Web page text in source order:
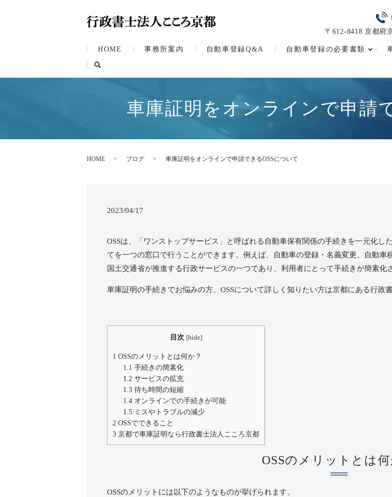
HOME 事務所案内 自動車登録Q&A 自動車登録の必要書類
〒612-8418 京都府
車庫証明をオンラインで申請
HOME ブログ 車庫証明をオンラインで申請できるOSSについて
2023/04/17
OSSは、「ワンストップサービス」と呼ばれる自動車保有関係の手続きを一元化し
てを一つの窓口で行うことができます。例えば、自動車の登録・名義変更、自動車
国土交通省が推進する行政サービスの一つであり、利用者にとって手続きが簡素化
車庫証明の手続きでお悩みの方、 OSSについて詳しく知りたい方は京都にある行政
目次 [hide]
1 OSSのメリットとは何か？
1.1 手続きの簡素化
1.2 サービスの拡充
1.3 待ち時間の短縮
1.4 オンラインでの手続きが可能
1.5 ミスやトラブルの減少
2 OSSでできること
3 京都で車庫証明なら行政書士法人こころ京都
OSSのメリットとは何
OSSのメリットには以下のようなものが挙げられます。